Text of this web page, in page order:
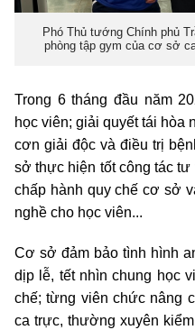
Phó Thủ tướng Chính phủ
phòng tập gym của cơ sở
Trong 6 tháng đầu năm
học viên; giải quyết tái hòa
cơn giải độc và điều trị
sở thực hiện tốt công tác
chấp hành quy chế cơ sở
nghề cho học viên...
Cơ sở đảm bảo tình hình
dịp lễ, tết nhìn chung học
chế; từng viên chức nâng
ca trực, thường xuyên